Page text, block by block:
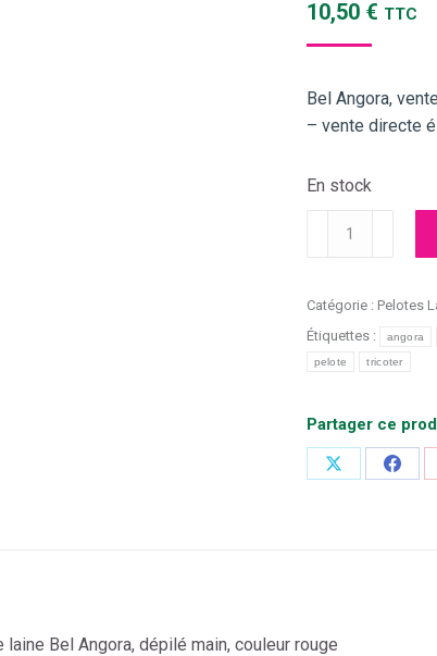
10,50 € TTC
Bel Angora,
– vente directe
En stock
quantité
laine
angora
Framboise
Catégorie : Pelotes
Étiquettes :
angora
pelote tricoter
Partager ce
Partager
laine Bel Angora, dépilé main, couleur rouge